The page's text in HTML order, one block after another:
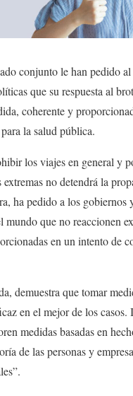
conjunto le han pedido
que su respuesta al
coherente y
la salud pública.
los viajes en general y
extremas no detendrá la
ha pedido a los gobiernos
mundo que no reaccionen
en un intento de
demuestra que tomar
en el mejor de los casos.
medidas basadas en
de las personas y